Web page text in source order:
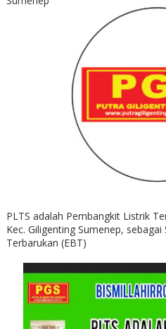
PLTS adalah Pembangkit Listrik
Kec. Giligenting Sumenep,
Terbarukan (EBT)